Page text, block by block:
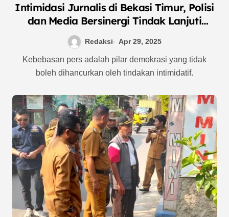
Intimidasi Jurnalis di Bekasi Timur, Polisi
dan Media Bersinergi Tindak Lanjuti
Insiden Premanisme
Redaksi Apr 29, 2025
Kebebasan pers adalah pilar demokrasi yang tidak
boleh dihancurkan oleh tindakan intimidatif.